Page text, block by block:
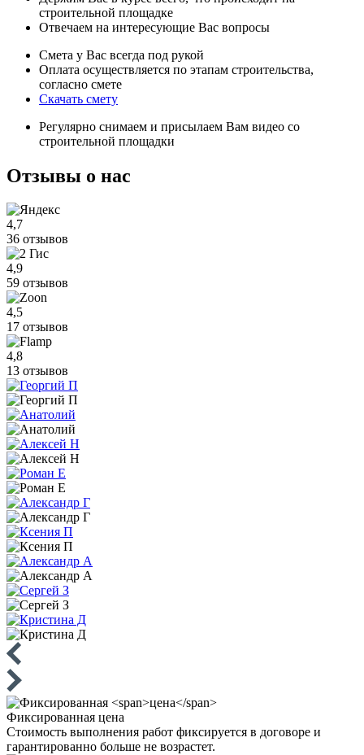
строительной площадке
Отвечаем на интересующие Вас вопросы
Смета у Вас всегда под рукой
Оплата осуществляется по этапам строительства,
согласно смете
Скачать смету
Регулярно снимаем и присылаем Вам видео со
строительной площадки
Отзывы о нас
4,7
36 отзывов
4,9
59 отзывов
4,5
17 отзывов
4,8
13 отзывов
Фиксированная цена
Стоимость выполнения работ фиксируется в договоре и
гарантированно больше не возрастет.